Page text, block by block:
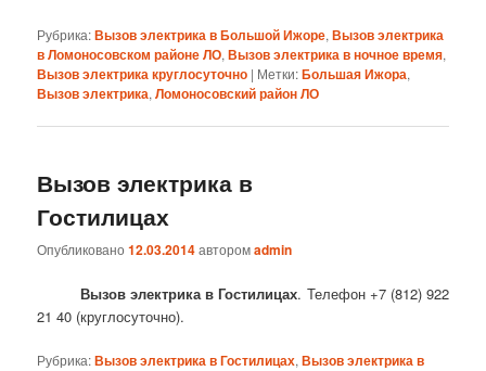
Рубрика:Вызов электрика в Большой Ижоре,Вызов электрика
в Ломоносовском районе ЛО,Вызов электрика в ночное время,
Вызов электрика круглосуточно | Метки:Большая Ижора,
Вызов электрика,Ломоносовский район ЛО
Вызов электрика в
Гостилицах
Опубликовано12.03.2014авторомadmin
Вызов электрика в Гостилицах. Телефон +7 (812) 922
21 40 (круглосуточно).
Рубрика:Вызов электрика в Гостилицах,Вызов электрика в